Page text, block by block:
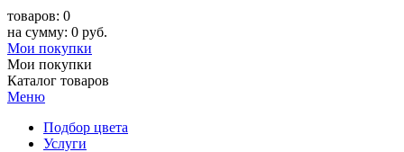
товаров: 0
на сумму: 0 руб.
Мои покупки
Мои покупки
Каталог товаров
Меню
Подбор цвета
Услуги